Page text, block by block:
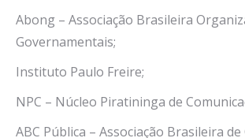
Abong – Associação Brasileira
Governamentais;
Instituto Paulo Freire;
NPC – Núcleo Piratininga de
ABC Pública – Associação Brasileira